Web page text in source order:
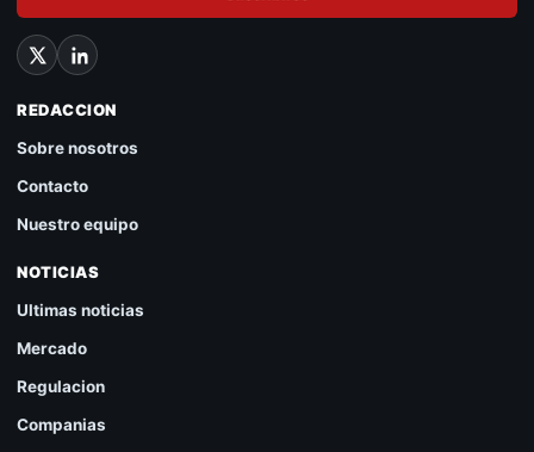
REDACCION
Sobre nosotros
Contacto
Nuestro equipo
NOTICIAS
Ultimas noticias
Mercado
Regulacion
Companias